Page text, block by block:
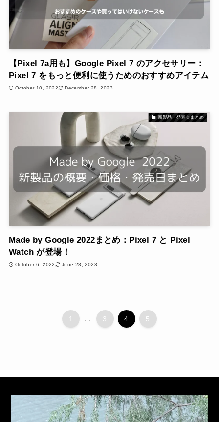
【Pixel 7a用も】Google Pixel 7 のアクセサリー：
Pixel 7 をもっと便利に使うためのおすすめアイテム
October 10, 2022 December 28, 2023
新製品・発表会まとめ
Made by Google 2022まとめ：Pixel 7 と Pixel
Watch が登場！
October 6, 2022 June 28, 2023
1 ... 3 4 5